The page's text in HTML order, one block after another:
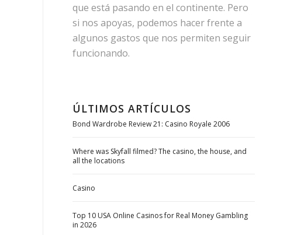
que está pasando en el continente. Pero
si nos apoyas, podemos hacer frente a
algunos gastos que nos permiten seguir
funcionando.
ÚLTIMOS ARTÍCULOS
Bond Wardrobe Review 21: Casino Royale 2006
Where was Skyfall filmed? The casino, the house, and
all the locations
Casino
Top 10 USA Online Casinos for Real Money Gambling
in 2026